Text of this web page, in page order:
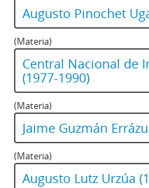
Augusto Pinochet
(Materia)
Central Nacional de
(1977-1990)
(Materia)
Jaime Guzmán
(Materia)
Augusto Lutz Urzúa